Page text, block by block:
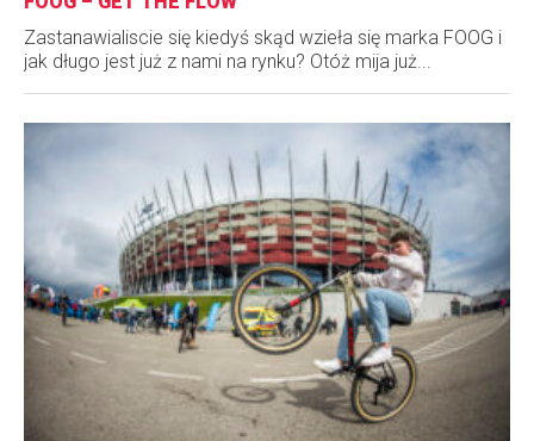
Zastanawialiscie się kiedyś skąd wzieła się marka FOOG i
jak długo jest już z nami na rynku? Otóż mija już...